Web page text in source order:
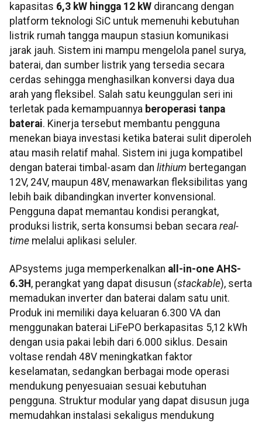
kapasitas 6,3 kW hingga 12 kW dirancang dengan
platform teknologi SiC untuk memenuhi kebutuhan
listrik rumah tangga maupun stasiun komunikasi
jarak jauh. Sistem ini mampu mengelola panel surya,
baterai, dan sumber listrik yang tersedia secara
cerdas sehingga menghasilkan konversi daya dua
arah yang fleksibel. Salah satu keunggulan seri ini
terletak pada kemampuannya beroperasi tanpa
baterai. Kinerja tersebut membantu pengguna
menekan biaya investasi ketika baterai sulit diperoleh
atau masih relatif mahal. Sistem ini juga kompatibel
dengan baterai timbal-asam dan lithium bertegangan
12V, 24V, maupun 48V, menawarkan fleksibilitas yang
lebih baik dibandingkan inverter konvensional.
Pengguna dapat memantau kondisi perangkat,
produksi listrik, serta konsumsi beban secara real-
time melalui aplikasi seluler.
APsystems juga memperkenalkan all-in-one AHS-
6.3H, perangkat yang dapat disusun (stackable), serta
memadukan inverter dan baterai dalam satu unit.
Produk ini memiliki daya keluaran 6.300 VA dan
menggunakan baterai LiFePO berkapasitas 5,12 kWh
dengan usia pakai lebih dari 6.000 siklus. Desain
voltase rendah 48V meningkatkan faktor
keselamatan, sedangkan berbagai mode operasi
mendukung penyesuaian sesuai kebutuhan
pengguna. Struktur modular yang dapat disusun juga
memudahkan instalasi sekaligus mendukung